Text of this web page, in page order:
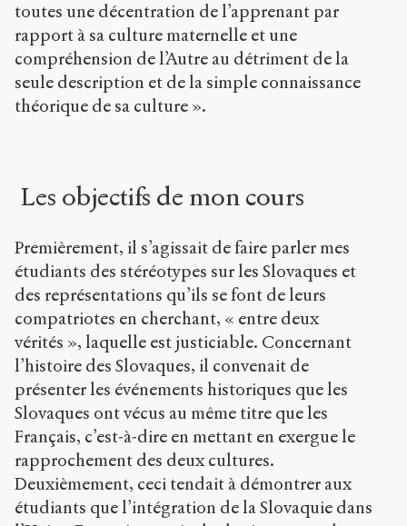
toutes une décentration de l’apprenant par
rapport à sa culture maternelle et une
compréhension de l’Autre au détriment de la
seule description et de la simple connaissance
théorique de sa culture ».
Les objectifs de mon cours
Premièrement, il s’agissait de faire parler mes
étudiants des stéréotypes sur les Slovaques et
des représentations qu’ils se font de leurs
compatriotes en cherchant, « entre deux
vérités », laquelle est justiciable. Concernant
l’histoire des Slovaques, il convenait de
présenter les événements historiques que les
Slovaques ont vécus au même titre que les
Français, c’est-à-dire en mettant en exergue le
rapprochement des deux cultures.
Deuxièmement, ceci tendait à démontrer aux
étudiants que l’intégration de la Slovaquie dans